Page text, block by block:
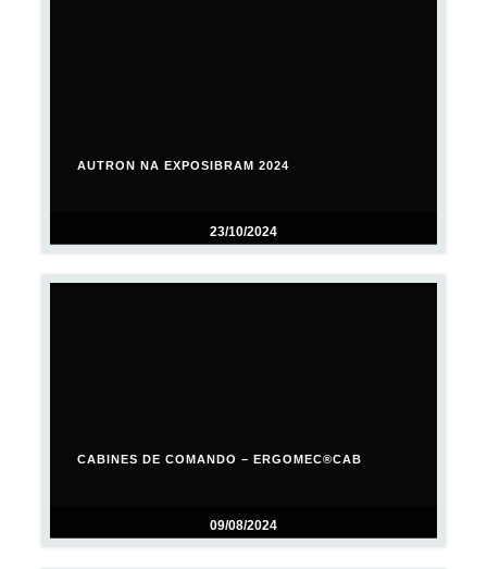
23/10/2024
AUTRON NA EXPOSIBRAM 2024
09/08/2024
CABINES DE COMANDO – ERGOMEC®CAB